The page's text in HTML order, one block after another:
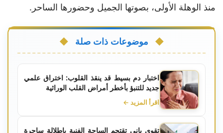
منذ الوهلة الأولى، بصوتها الجميل وحضورها الساحر.
موضوعات ذات صلة
اختبار دم بسيط قد ينقذ القلوب: اختراق علمي
جديد للتنبؤ بأخطر أمراض القلب الوراثية
اقرأ المزيد ←
تقوى باني تقتحم الساحة الفنية بإطلالة ساحرة